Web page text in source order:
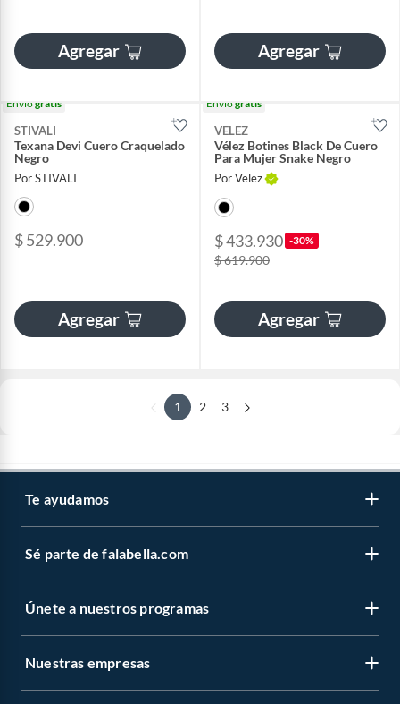
Agregar Agregar
Envíogratis
STIVALI
Texana Devi Cuero Craquelado
Negro
Por STIVALI
$ 529.900
Agregar
Envíogratis
VELEZ
Vélez Botines Black De Cuero
Para Mujer Snake Negro
Por Velez
$ 433.930 -30%
$ 619.900
Agregar
1 2 3
Te ayudamos
Sé parte de falabella.com
Únete a nuestros programas
Nuestras empresas